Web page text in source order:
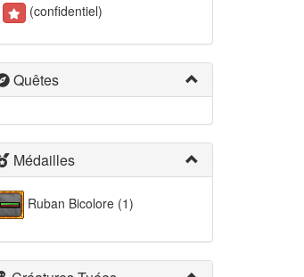
(confidentiel)
Quêtes
Médailles
Ruban Bicolore (1)